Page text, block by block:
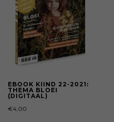
EBOOK KIIND 22-2021:
THEMA BLOEI
(DIGITAAL)
€4,00